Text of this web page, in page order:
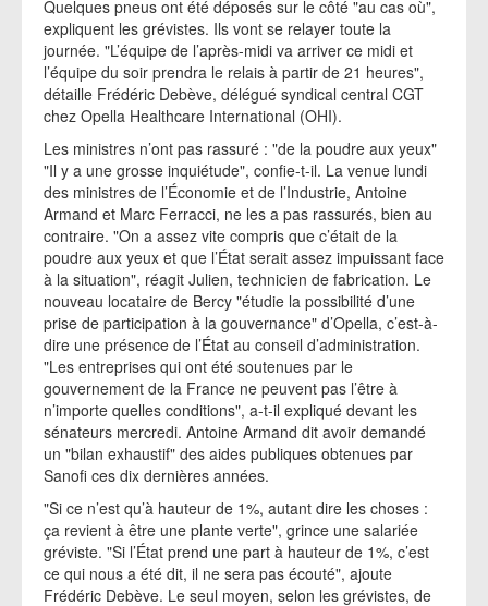
Quelques pneus ont été déposés sur le côté "au cas où",
expliquent les grévistes. Ils vont se relayer toute la
journée. "L’équipe de l’après-midi va arriver ce midi et
l’équipe du soir prendra le relais à partir de 21 heures",
détaille Frédéric Debève, délégué syndical central CGT
chez Opella Healthcare International (OHI).
Les ministres n’ont pas rassuré : "de la poudre aux yeux"
"Il y a une grosse inquiétude", confie-t-il. La venue lundi
des ministres de l’Économie et de l’Industrie, Antoine
Armand et Marc Ferracci, ne les a pas rassurés, bien au
contraire. "On a assez vite compris que c’était de la
poudre aux yeux et que l’État serait assez impuissant face
à la situation", réagit Julien, technicien de fabrication. Le
nouveau locataire de Bercy "étudie la possibilité d’une
prise de participation à la gouvernance" d’Opella, c’est-à-
dire une présence de l’État au conseil d’administration.
"Les entreprises qui ont été soutenues par le
gouvernement de la France ne peuvent pas l’être à
n’importe quelles conditions", a-t-il expliqué devant les
sénateurs mercredi. Antoine Armand dit avoir demandé
un "bilan exhaustif" des aides publiques obtenues par
Sanofi ces dix dernières années.
"Si ce n’est qu’à hauteur de 1%, autant dire les choses :
ça revient à être une plante verte", grince une salariée
gréviste. "Si l’État prend une part à hauteur de 1%, c’est
ce qui nous a été dit, il ne sera pas écouté", ajoute
Frédéric Debève. Le seul moyen, selon les grévistes, de